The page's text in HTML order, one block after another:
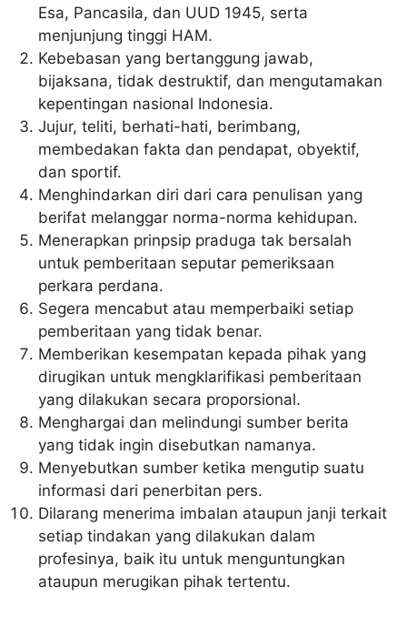
Esa, Pancasila, dan UUD 1945, serta
menjunjung tinggi HAM.
Kebebasan yang bertanggung jawab,
bijaksana, tidak destruktif, dan mengutamakan
kepentingan nasional Indonesia.
Jujur, teliti, berhati-hati, berimbang,
membedakan fakta dan pendapat, obyektif,
dan sportif.
Menghindarkan diri dari cara penulisan yang
berifat melanggar norma-norma kehidupan.
Menerapkan prinpsip praduga tak bersalah
untuk pemberitaan seputar pemeriksaan
perkara perdana.
Segera mencabut atau memperbaiki setiap
pemberitaan yang tidak benar.
Memberikan kesempatan kepada pihak yang
dirugikan untuk mengklarifikasi pemberitaan
yang dilakukan secara proporsional.
Menghargai dan melindungi sumber berita
yang tidak ingin disebutkan namanya.
Menyebutkan sumber ketika mengutip suatu
informasi dari penerbitan pers.
Dilarang menerima imbalan ataupun janji terkait
setiap tindakan yang dilakukan dalam
profesinya, baik itu untuk menguntungkan
ataupun merugikan pihak tertentu.